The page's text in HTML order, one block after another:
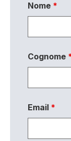
Nome *
Cognome
Email *